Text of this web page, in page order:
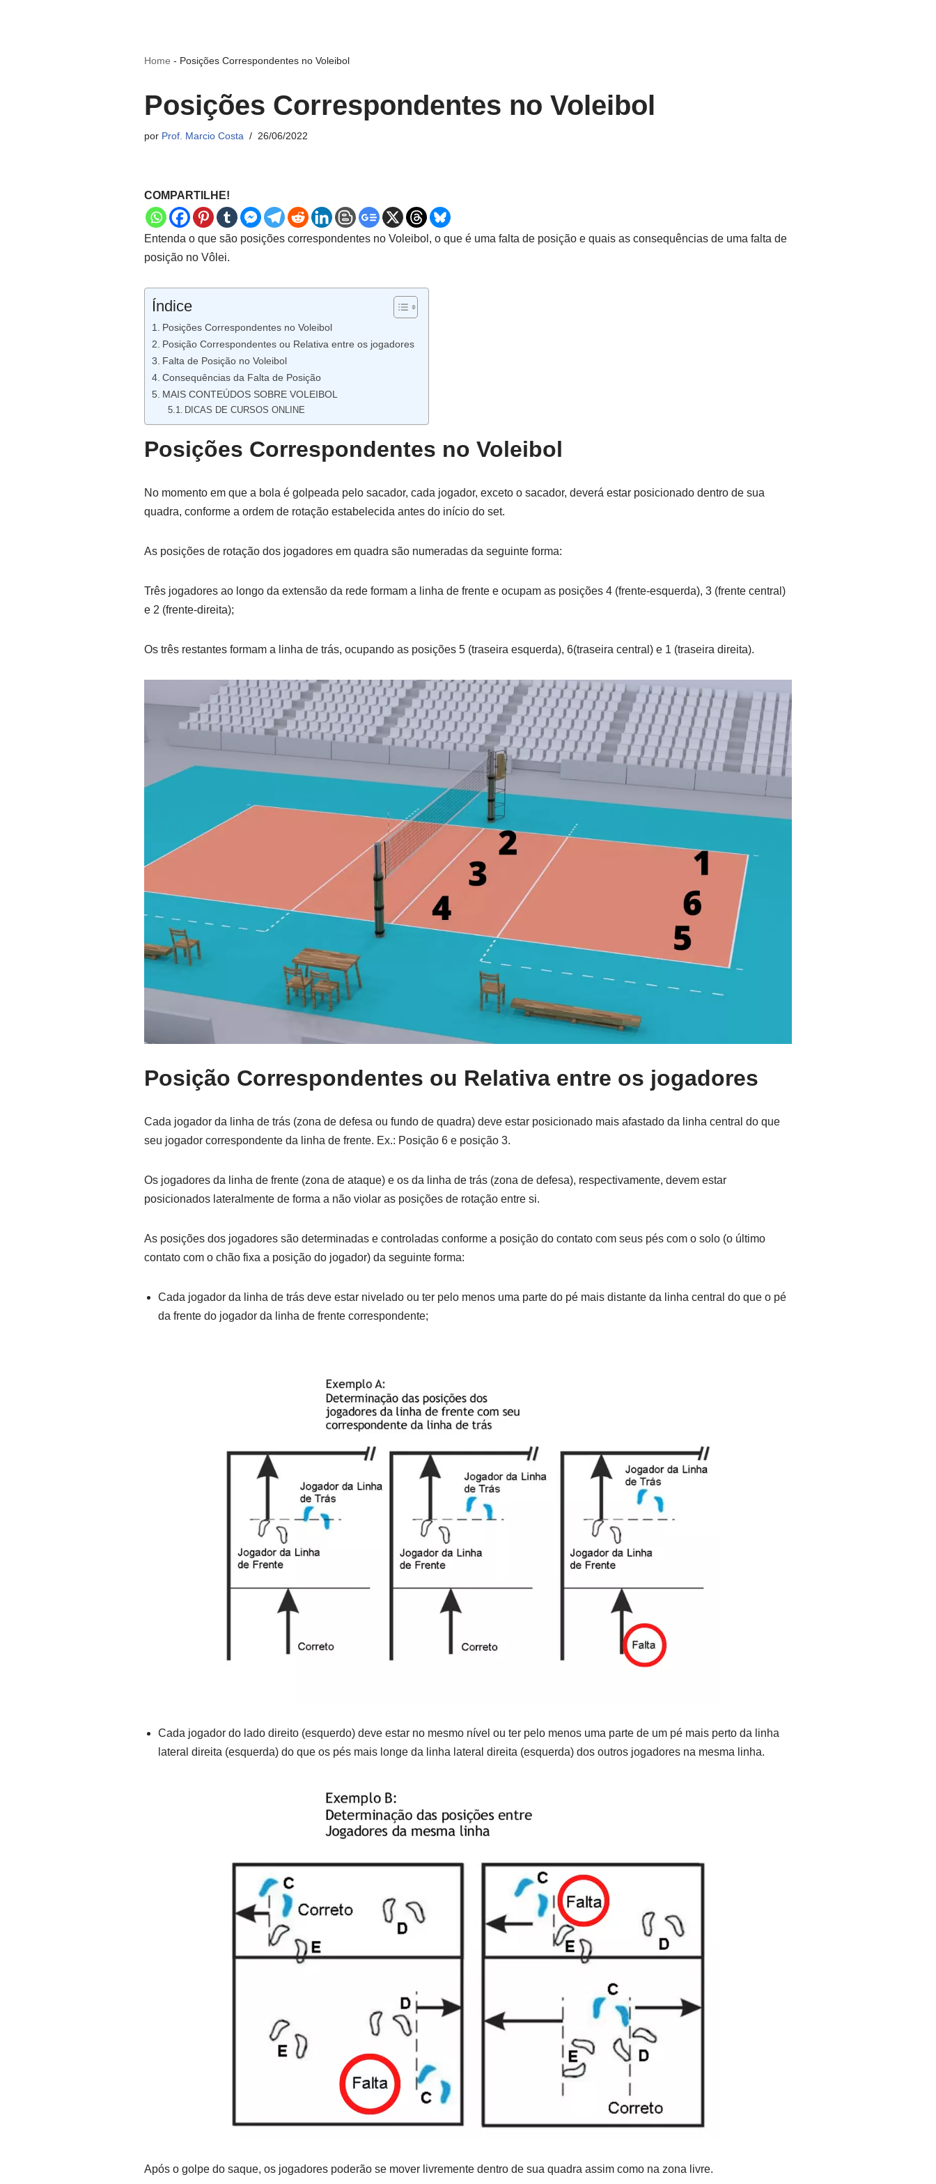
Home - Posições Correspondentes no Voleibol
Posições Correspondentes no Voleibol
por Prof. Marcio Costa 26/06/2022
COMPARTILHE!
Entenda o que são posições correspondentes no Voleibol, o que é uma falta de posição e quais as consequências de uma falta de
posição no Vôlei.
Índice
Posições Correspondentes no Voleibol
Posição Correspondentes ou Relativa entre os jogadores
Falta de Posição no Voleibol
Consequências da Falta de Posição
MAIS CONTEÚDOS SOBRE VOLEIBOL
DICAS DE CURSOS ONLINE
Posições Correspondentes no Voleibol
No momento em que a bola é golpeada pelo sacador, cada jogador, exceto o sacador, deverá estar posicionado dentro de sua
quadra, conforme a ordem de rotação estabelecida antes do início do set.
As posições de rotação dos jogadores em quadra são numeradas da seguinte forma:
Três jogadores ao longo da extensão da rede formam a linha de frente e ocupam as posições 4 (frente-esquerda), 3 (frente central)
e 2 (frente-direita);
Os três restantes formam a linha de trás, ocupando as posições 5 (traseira esquerda), 6(traseira central) e 1 (traseira direita).
Posição Correspondentes ou Relativa entre os jogadores
Cada jogador da linha de trás (zona de defesa ou fundo de quadra) deve estar posicionado mais afastado da linha central do que
seu jogador correspondente da linha de frente. Ex.: Posição 6 e posição 3.
Os jogadores da linha de frente (zona de ataque) e os da linha de trás (zona de defesa), respectivamente, devem estar
posicionados lateralmente de forma a não violar as posições de rotação entre si.
As posições dos jogadores são determinadas e controladas conforme a posição do contato com seus pés com o solo (o último
contato com o chão fixa a posição do jogador) da seguinte forma:
Cada jogador da linha de trás deve estar nivelado ou ter pelo menos uma parte do pé mais distante da linha central do que o pé
da frente do jogador da linha de frente correspondente;
Cada jogador do lado direito (esquerdo) deve estar no mesmo nível ou ter pelo menos uma parte de um pé mais perto da linha
lateral direita (esquerda) do que os pés mais longe da linha lateral direita (esquerda) dos outros jogadores na mesma linha.
Após o golpe do saque, os jogadores poderão se mover livremente dentro de sua quadra assim como na zona livre.